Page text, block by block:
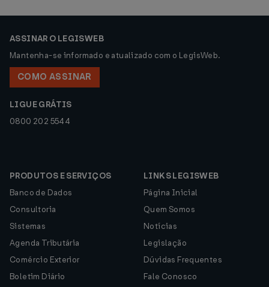
ASSINAR O LEGISWEB
Mantenha-se informado e atualizado com o LegisWeb.
COMO ASSINAR
LIGUE GRÁTIS
0800 202 5544
PRODUTOS E SERVIÇOS
Banco de Dados
Consultoria
Sistemas
Agenda Tributária
Comércio Exterior
Boletim Diário
LINKS LEGISWEB
Página Inicial
Quem Somos
Notícias
Legislação
Dúvidas Frequentes
Fale Conosco